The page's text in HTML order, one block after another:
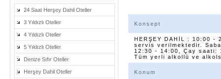
24 Saat Herşey Dahil Oteller
3 Yıldızlı Oteller
4 Yıldızlı Oteller
5 Yıldızlı Oteller
Denize Sıfır Oteller
Herşey Dahil Oteller
Konsept
HERŞEY DAHİL : 10:00 -
servis verilmektedir.
12:30 - 14:00, Çay saati:
Tüm yerli alkollü ve
Konum